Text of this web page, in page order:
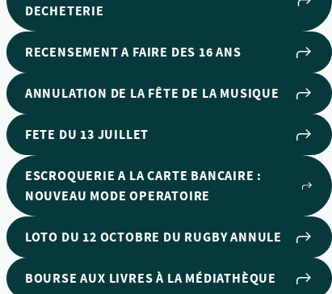
DECHETERIE
RECENSEMENT A FAIRE DES 16 ANS
ANNULATION DE LA FÊTE DE LA MUSIQUE
FETE DU 13 JUILLET
ESCROQUERIE A LA CARTE BANCAIRE :
NOUVEAU MODE OPERATOIRE
LOTO DU 12 OCTOBRE DU RUGBY ANNULE
BOURSE AUX LIVRES À LA MÉDIATHÈQUE